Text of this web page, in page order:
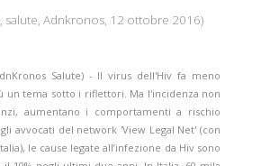
salute, Adnkronos, 12 ottobre 2016)
Salute) - Il virus dell'Hiv fa meno
un tema sotto i riflettori. Ma l'incidenza non
aumentano i comportamenti a rischio
avvocati del network 'View Legal Net' (con
le cause legate all’infezione da Hiv sono